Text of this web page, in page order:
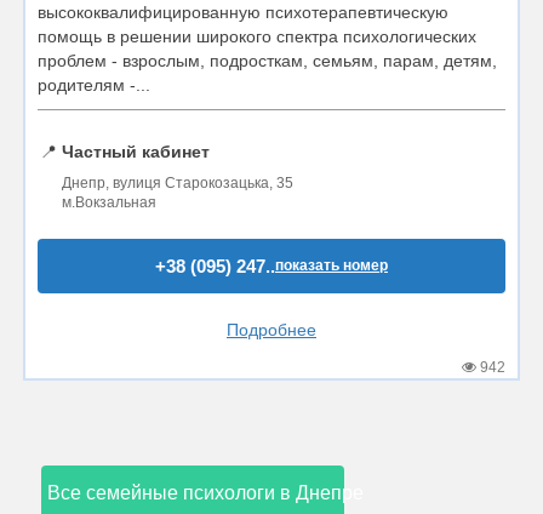
высококвалифицированную психотерапевтическую
помощь в решении широкого спектра психологических
проблем - взрослым, подросткам, семьям, парам, детям,
родителям -...
📍 Частный кабинет
Днепр, вулиця Старокозацька, 35
м.Вокзальная
+38 (095) 247..показать номер
Подробнее
942
Все семейные психологи в Днепре